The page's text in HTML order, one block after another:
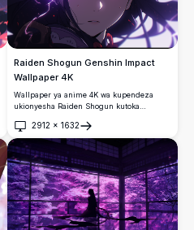
Raiden Shogun Genshin Impact
Wallpaper 4K
Wallpaper ya anime 4K wa kupendeza
ukionyesha Raiden Shogun kutoka
yanayong'aa pamoja na athari za umeme
za kipekee. Sanaa ya ufumbuzi wa juu
inayoonyesha Electro Archon katika
mazingira ya giza yanayovutia na mwanga
wa kiroho na vipengele vya kuona
vinavyoenda.
2912 × 1632
Fungua